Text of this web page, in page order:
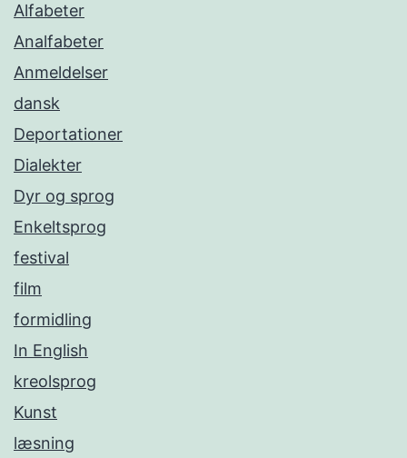
Alfabeter
Analfabeter
Anmeldelser
dansk
Deportationer
Dialekter
Dyr og sprog
Enkeltsprog
festival
film
formidling
In English
kreolsprog
Kunst
læsning